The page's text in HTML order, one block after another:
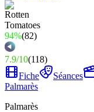
94%(82)
7.9/10(118)
Fiche
Séances
Palmarès
Palmarès